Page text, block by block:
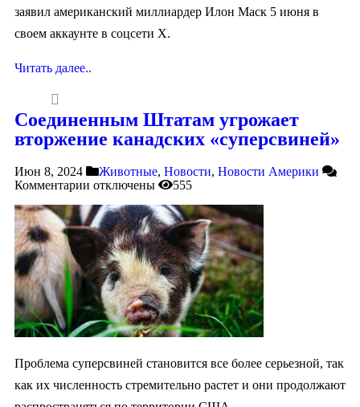
заявил американский миллиардер Илон Маск 5 июня в
своем аккаунте в соцсети Х.
Читать далее..
Соединенным Штатам угрожает
вторжение канадских «суперсвиней»
Июн 8, 2024 Животные, Новости, Новости Америки
Комментарии отключены 555
Проблема суперсвиней становится все более серьезной, так
как их численность стремительно растет и они продолжают